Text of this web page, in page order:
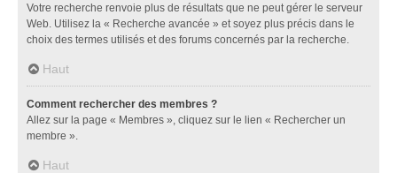
Votre recherche renvoie plus de résultats que ne peut gérer le serveur
Web. Utilisez la « Recherche avancée » et soyez plus précis dans le
choix des termes utilisés et des forums concernés par la recherche.
Haut
Comment rechercher des membres ?
Allez sur la page « Membres », cliquez sur le lien « Rechercher un
membre ».
Haut